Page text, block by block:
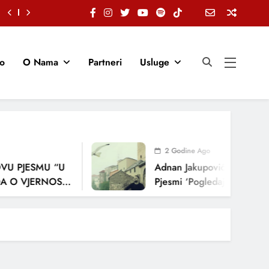
O Nama Partneri Usluge
PJESMU “U
O VJERNOSTI,
2 Godine Ago
Adnan Jakupović Donosi
Pjesmi ‘Pogledaj Me’